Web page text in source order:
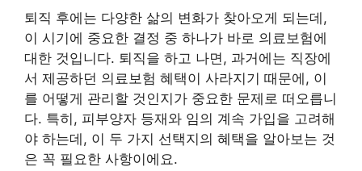
퇴직 후에는 다양한 삶의 변화가 찾아오게 되는데,
이 시기에 중요한 결정 중 하나가 바로 의료보험에
대한 것입니다. 퇴직을 하고 나면, 과거에는 직장에
서 제공하던 의료보험 혜택이 사라지기 때문에, 이
를 어떻게 관리할 것인지가 중요한 문제로 떠오릅니
다. 특히, 피부양자 등재와 임의 계속 가입을 고려해
야 하는데, 이 두 가지 선택지의 혜택을 알아보는 것
은 꼭 필요한 사항이에요.